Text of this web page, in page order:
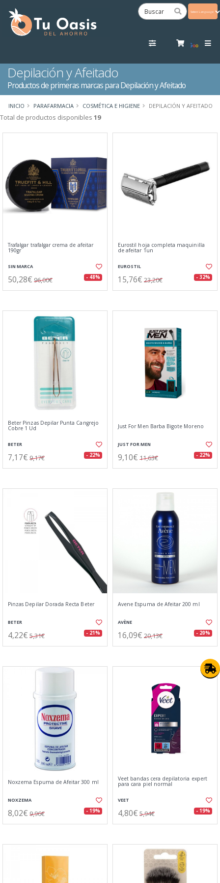
Depilación y Afeitado
Productos de primeras marcas para Depilación y Afeitado
INICIO PARAFARMACIA COSMÉTICA E HIGIENE DEPILACIÓN Y AFEITADO
Total de productos disponibles 19
Trafalgar trafalgar crema de afeitar
190gr
SIN MARCA
50,28€ 96,00€ - 48%
Eurostil hoja completa maquinilla
de afeitar 1un
EUROSTIL
15,76€ 23,20€ - 32%
Beter Pinzas Depilar Punta Cangrejo
Cobre 1 Ud
BETER
7,17€ 9,17€ - 22%
Just For Men Barba Bigote Moreno
JUST FOR MEN
9,10€ 11,63€ - 22%
Pinzas Depilar Dorada Recta Beter
BETER
4,22€ 5,31€ - 21%
Avene Espuma de Afeitar 200 ml
AVÈNE
16,09€ 20,13€ - 20%
Noxzema Espuma de Afeitar 300 ml
NOXZEMA
8,02€ 9,96€ - 19%
Veet bandas cera depilatoria expert
para cara piel normal
VEET
4,80€ 5,94€ - 19%